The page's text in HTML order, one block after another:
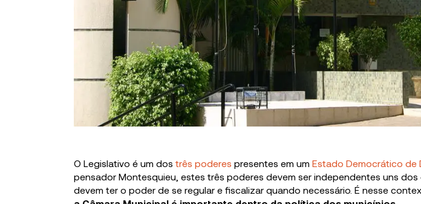
O Legislativo é um dos três poderes presentes em um Estado Democrático de
pensador Montesquieu, estes três poderes devem ser independentes uns dos
devem ter o poder de se regular e fiscalizar quando necessário. É nesse